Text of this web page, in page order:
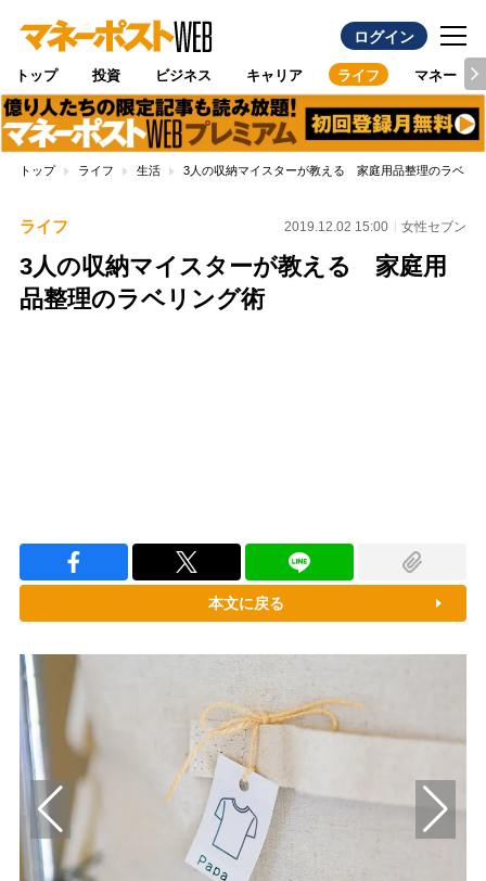
ログイン
トップ 投資 ビジネス キャリア ライフ マネー
トップ ライフ 生活 3人の収納マイスターが教える 家庭用品整理のラベリ
ライフ 2019.12.02 15:00 女性セブン
3人の収納マイスターが教える 家庭用
品整理のラベリング術
本文に戻る